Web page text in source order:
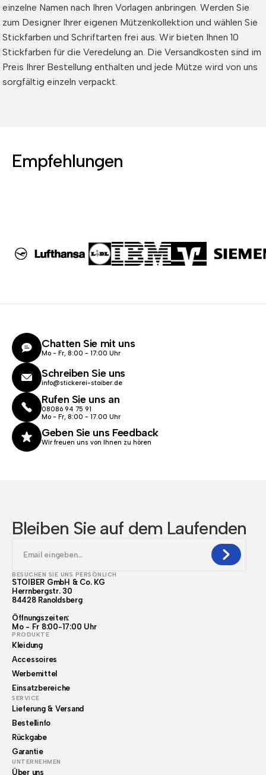
einzelne Namen nach Ihren Vorlagen anbringen. Werden Sie
zum Designer Ihrer eigenen Mützenkollektion und wählen Sie
Stickfarben und Schriftarten frei aus. Wir bieten Ihnen 10
Stickfarben für die Veredelung an. Die Versandkosten sind im
Preis Ihrer Bestellung enthalten und jede Mütze wird von uns
sorgfältig einzeln verpackt.
Empfehlungen
Chatten Sie mit uns
Mo - Fr, 8:00 - 17:00 Uhr
Schreiben Sie uns
info@stickerei-stoiber.de
Rufen Sie uns an
08086 94 75 91
Mo - Fr, 8:00 - 17.00 Uhr
Geben Sie uns Feedback
Wir freuen uns von Ihnen zu hören
Bleiben Sie auf dem Laufenden
BESUCHEN SIE UNS PERSÖNLICH
STOIBER GmbH & Co. KG
Herrnbergstr. 30
84428 Ranoldsberg
Öffnungszeiten:
Mo - Fr 8:00-17:00 Uhr
PRODUKTE
Kleidung
Accessoires
Werbemittel
Einsatzbereiche
SERVICE
Lieferung & Versand
Bestellinfo
Rückgabe
Garantie
UNTERNEHMEN
Über uns